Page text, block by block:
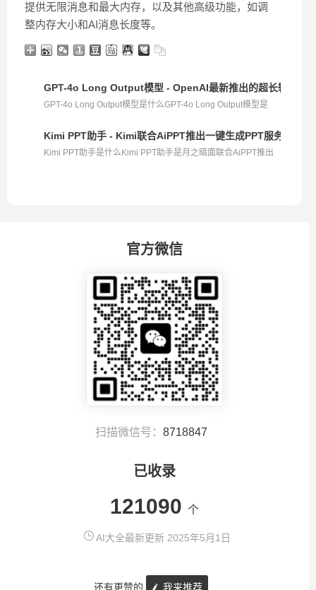
提供无限消息和最大内存，以及其他高级功能，如调
整内存大小和AI消息长度等。
GPT-4o Long Output模型 - OpenAI最新推出的超长输出模
GPT-4o Long Output模型是什么GPT-4o Long Output模型是
Kimi PPT助手 - Kimi联合AiPPT推出一键生成PPT服务
Kimi PPT助手是什么Kimi PPT助手是月之暗面联合AiPPT推出
官方微信
扫描微信号： 8718847
已收录
121090 个
AI大全最新更新 2025年5月1日
还有更赞的 我来推荐